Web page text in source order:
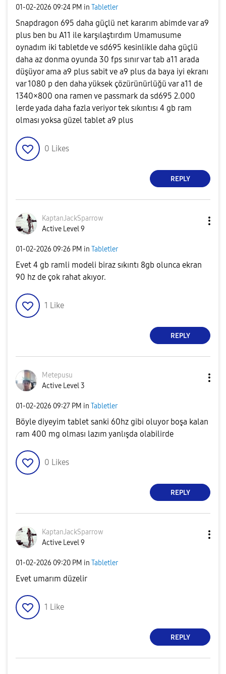
‎01-02-2026 09:24 PM in Tabletler
Snapdragon 695 daha güçlü net kararım abimde var a9
plus ben bu A11 ile karşılaştırdım Umamusume
oynadım iki tabletde ve sd695 kesinlikle daha güçlü
daha az donma oyunda 30 fps sınır var tab a11 arada
düşüyor ama a9 plus sabit ve a9 plus da baya iyi ekranı
var 1080 p den daha yüksek çözürünürlüğü var a11 de
1340×800 ona ramen ve passmark da sd695 2.000
lerde yada daha fazla veriyor tek sıkıntısı 4 gb ram
olması yoksa güzel tablet a9 plus
0 Likes
REPLY
KaptanJackSparrow
Active Level 9
‎01-02-2026 09:26 PM in Tabletler
Evet 4 gb ramli modeli biraz sıkıntı 8gb olunca ekran
90 hz de çok rahat akıyor.
1 Like
REPLY
Metepusu
Active Level 3
‎01-02-2026 09:27 PM in Tabletler
Böyle diyeyim tablet sanki 60hz gibi oluyor boşa kalan
ram 400 mg olması lazım yanlışda olabilirde
0 Likes
REPLY
KaptanJackSparrow
Active Level 9
‎01-02-2026 09:20 PM in Tabletler
Evet umarım düzelir
1 Like
REPLY